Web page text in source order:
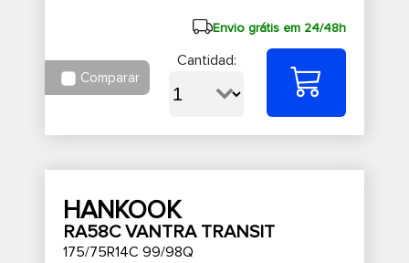
Envio grátis em 24/48h
Comparar
Cantidad:
HANKOOK
RA58C VANTRA TRANSIT
175/75R14C 99/98Q